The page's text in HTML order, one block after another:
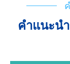
คำแนะน